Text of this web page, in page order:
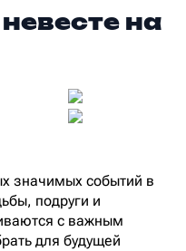
на
значимых событий в
подруги и
с важным
для будущей